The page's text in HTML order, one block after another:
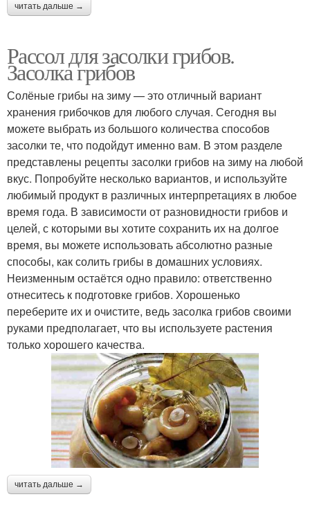
читать дальше →
Рассол для засолки грибов.
Засолка грибов
Солёные грибы на зиму — это отличный вариант
хранения грибочков для любого случая. Сегодня вы
можете выбрать из большого количества способов
засолки те, что подойдут именно вам. В этом разделе
представлены рецепты засолки грибов на зиму на любой
вкус. Попробуйте несколько вариантов, и используйте
любимый продукт в различных интерпретациях в любое
время года. В зависимости от разновидности грибов и
целей, с которыми вы хотите сохранить их на долгое
время, вы можете использовать абсолютно разные
способы, как солить грибы в домашних условиях.
Неизменным остаётся одно правило: ответственно
отнеситесь к подготовке грибов. Хорошенько
переберите их и очистите, ведь засолка грибов своими
руками предполагает, что вы используете растения
только хорошего качества.
читать дальше →